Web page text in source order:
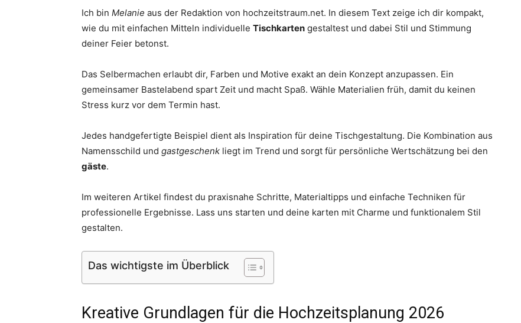
Ich bin Melanie aus der Redaktion von hochzeitstraum.net. In diesem Text zeige ich dir kompakt,
wie du mit einfachen Mitteln individuelle Tischkarten gestaltest und dabei Stil und Stimmung
deiner Feier betonst.
Das Selbermachen erlaubt dir, Farben und Motive exakt an dein Konzept anzupassen. Ein
gemeinsamer Bastelabend spart Zeit und macht Spaß. Wähle Materialien früh, damit du keinen
Stress kurz vor dem Termin hast.
Jedes handgefertigte Beispiel dient als Inspiration für deine Tischgestaltung. Die Kombination aus
Namensschild und gastgeschenk liegt im Trend und sorgt für persönliche Wertschätzung bei den
gäste.
Im weiteren Artikel findest du praxisnahe Schritte, Materialtipps und einfache Techniken für
professionelle Ergebnisse. Lass uns starten und deine karten mit Charme und funktionalem Stil
gestalten.
Das wichtigste im Überblick
Kreative Grundlagen für die Hochzeitsplanung 2026